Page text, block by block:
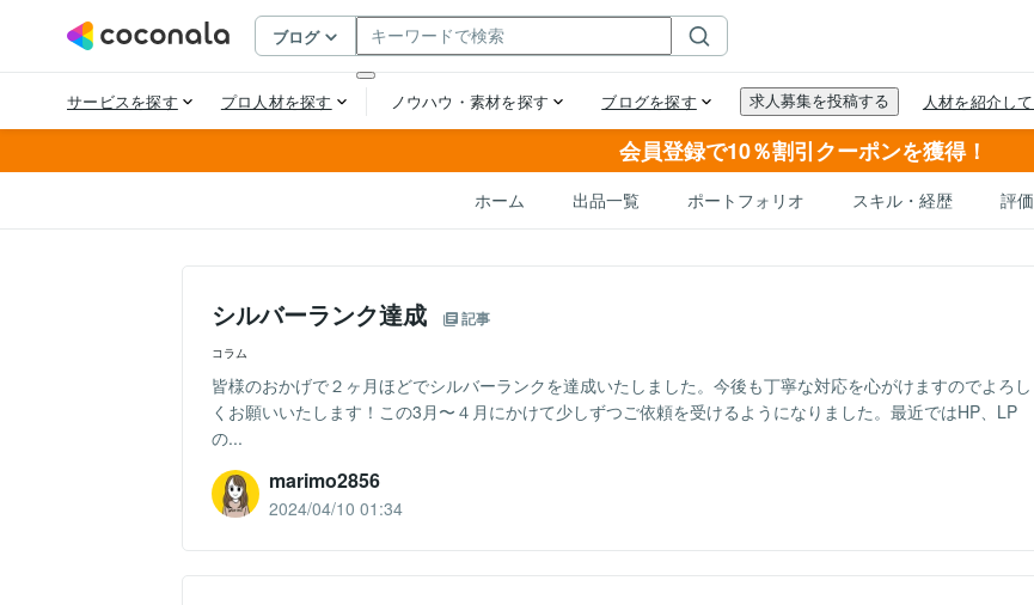
会員登録で10％割引クーポンを獲得！
ホーム 出品一覧 ポートフォリオ スキル・経歴 評価
シルバーランク達成 記事
コラム
皆様のおかげで２ヶ月ほどでシルバーランクを達成いたしました。今後も丁寧な対応を心がけますのでよろし
くお願いいたします！この3月〜４月にかけて少しずつご依頼を受けるようになりました。最近ではHP、LP
の...
marimo2856
2024/04/10 01:34